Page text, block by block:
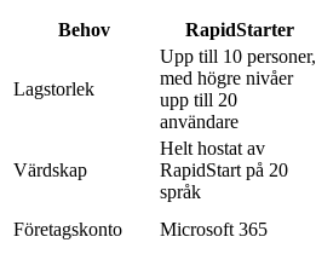
Behov RapidStarter
Lagstorlek
Upp till 10 personer,
med högre nivåer
upp till 20
användare
Värdskap
Helt hostat av
RapidStart på 20
språk
Företagskonto Microsoft 365